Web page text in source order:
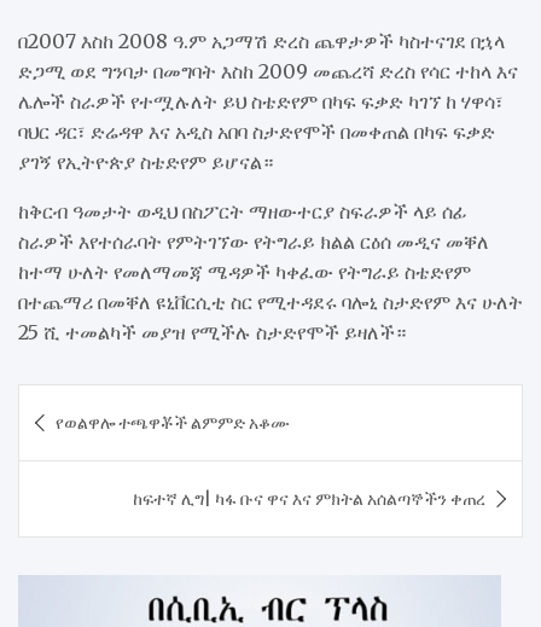
በ2007 እስከ 2008 ዓ.ም አጋማሽ ድረስ ጨዋታዎች ካስተናገደ በኋላ
ድጋሚ ወደ ግንባታ በመግባት እስከ 2009 መጨረሻ ድረስ የሳር ተከላ እና
ሌሎች ስራዎች የተሟሉለት ይህ ስቴድየም በካፍ ፍቃድ ካገኘ ከ ሃዋሳ፣
ባህር ዳር፣ ድሬዳዋ እና አዲስ አበባ ስታድየሞች በመቀጠል በካፍ ፍቃድ
ያገኝ የኢትዮጵያ ስቴድየም ይሆናል።
ከቅርብ ዓመታት ወዲህ በስፖርት ማዘውተርያ ስፍራዎች ላይ ሰፊ
ስራዎች እየተሰራባት የምትገኘው የትግራይ ክልል ርዕሰ መዲና መቐለ
ከተማ ሁለት የመለማመጃ ሜዳዎች ካቀፈው የትግራይ ስቴድየም
በተጨማሪ በመቐለ ዩኒቨርሲቲ ስር የሚተዳደሩ ባሎኒ ስታድየም እና ሁለት
25 ሺ ተመልካች መያዝ የሚችሉ ስታድየሞች ይዛለች።
navigation
የወልዋሎ ተጫዋቾች ልምምድ አቆሙ
ከፍተኛ ሊግ| ካፋ ቡና ዋና እና ምክትል አሰልጣኞችን ቀጠረ